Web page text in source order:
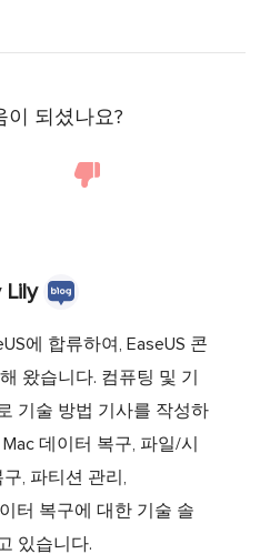
이 되셨나요?
Lily
에 합류하여, EaseUS 콘
왔습니다. 컴퓨팅 및 기
기술 방법 기사를 작성하
데이터 복구, 파일/시
, 파티션 관리,
터 복구에 대한 기술 솔
있습니다.